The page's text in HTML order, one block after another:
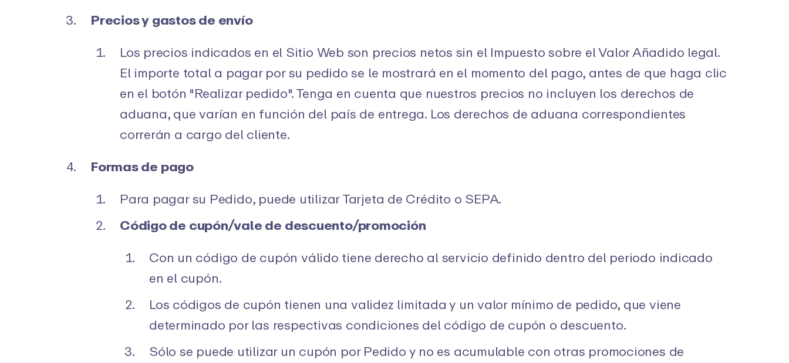
Precios y gastos de envío
Los precios indicados en el Sitio Web son precios netos sin el Impuesto sobre el Valor Añadido legal.
El importe total a pagar por su pedido se le mostrará en el momento del pago, antes de que haga clic
en el botón "Realizar pedido". Tenga en cuenta que nuestros precios no incluyen los derechos de
aduana, que varían en función del país de entrega. Los derechos de aduana correspondientes
correrán a cargo del cliente.
Formas de pago
Para pagar su Pedido, puede utilizar Tarjeta de Crédito o SEPA.
Código de cupón/vale de descuento/promoción
Con un código de cupón válido tiene derecho al servicio definido dentro del periodo indicado
en el cupón.
Los códigos de cupón tienen una validez limitada y un valor mínimo de pedido, que viene
determinado por las respectivas condiciones del código de cupón o descuento.
Sólo se puede utilizar un cupón por Pedido y no es acumulable con otras promociones de